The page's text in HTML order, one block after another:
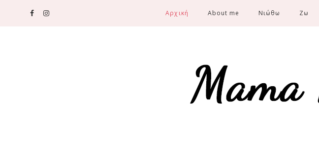
Αρχική About me Νιώθω Ζω